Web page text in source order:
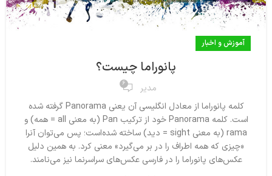
آموزش و اخبار
پانوراما چیست؟
مدیر 6
کلمه پانوراما از معادل انگلیسی آن یعنی Panorama گرفته شده‌
است. کلمه Panorama خود از ترکیب Pan (به معنی all = همه) و
rama (به معنی sight = دید) ساخته شده‌است؛ پس می‌توان آنرا
«چیزی که همه اطراف را در بر می‌گیرد» معنی کرد. به همین دلیل
عکس‌های پانوراما را در فارسی عکس‌های سراسرنما نیز می‌نامند.